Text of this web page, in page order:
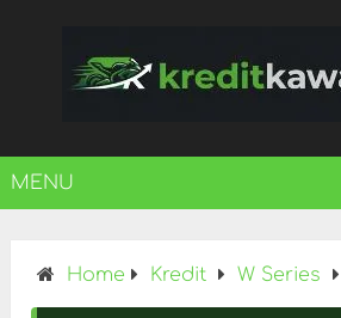
MENU
Home Kredit W Series